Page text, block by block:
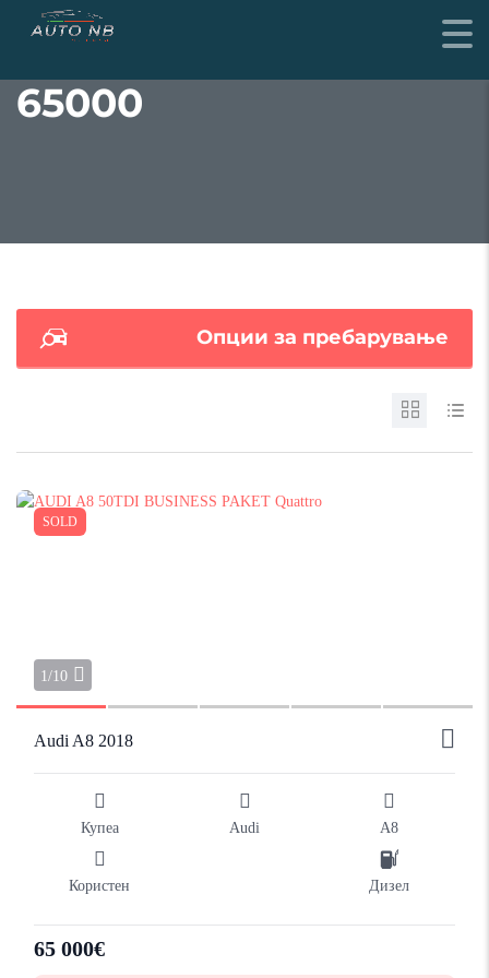
65000
Опции за пребарување
SOLD
1/10
Audi A8 2018
Купеа Audi A8
Користен Дизел
65 000€